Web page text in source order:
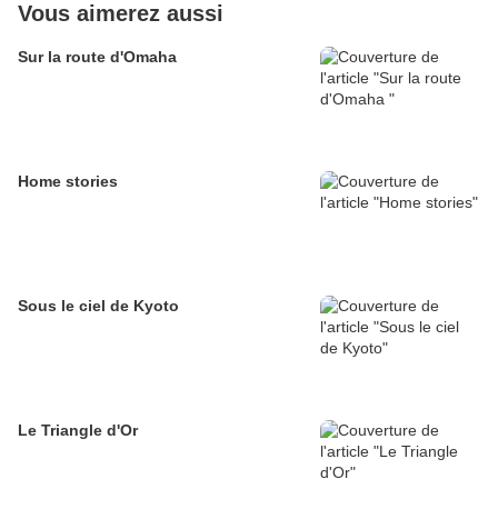
Vous aimerez aussi
Sur la route d'Omaha
Home stories
Sous le ciel de Kyoto
Le Triangle d'Or